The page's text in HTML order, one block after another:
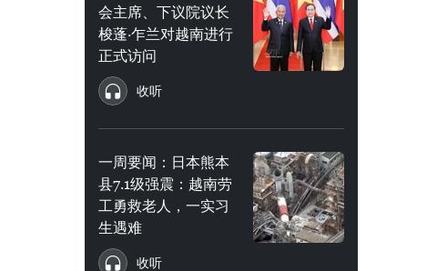
会主席、下议院议长
梭蓬·乍兰对越南进行
正式访问
收听
一周要闻：日本熊本
县7.1级强震：越南劳
工勇救老人，一实习
生遇难
收听